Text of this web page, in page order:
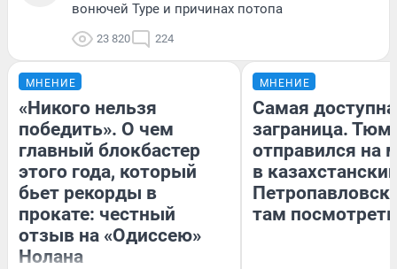
вонючей Туре и причинах потопа
23 820 224
МНЕНИЕ
«Никого нельзя
победить». О чем
главный блокбастер
этого года, который
бьет рекорды в
прокате: честный
отзыв на «Одиссею»
Нолана
МНЕНИЕ
Самая
заграница.
отправился на
в
там посмотреть